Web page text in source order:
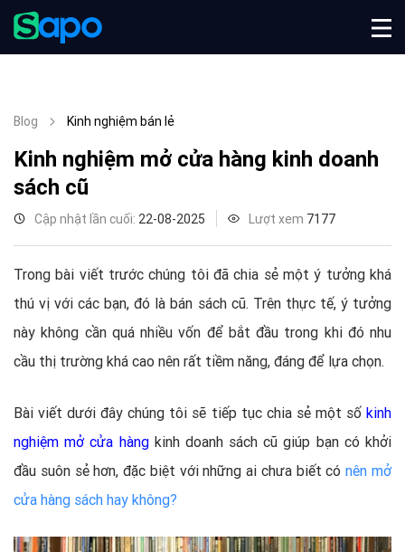
Blog Kinh nghiệm bán lẻ
Kinh nghiệm mở cửa hàng kinh doanh
sách cũ
Cập nhật lần cuối: 22-08-2025 Lượt xem 7177
Trong bài viết trước chúng tôi đã chia sẻ một ý tưởng khá
thú vị với các bạn, đó là bán sách cũ. Trên thực tế, ý tưởng
này không cần quá nhiều vốn để bắt đầu trong khi đó nhu
cầu thị trường khá cao nên rất tiềm năng, đáng để lựa chọn.
Bài viết dưới đây chúng tôi sẽ tiếp tục chia sẻ một số kinh
nghiệm mở cửa hàngkinh doanh sách cũ giúp bạn có khởi
đầu suôn sẻ hơn, đặc biệt với những ai chưa biết cónên mở
cửa hàng sách hay không?